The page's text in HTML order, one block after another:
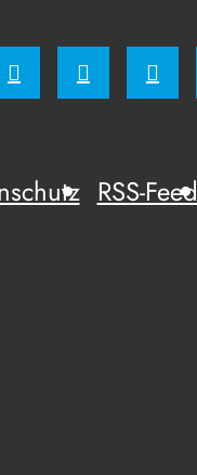
RSS-Feed